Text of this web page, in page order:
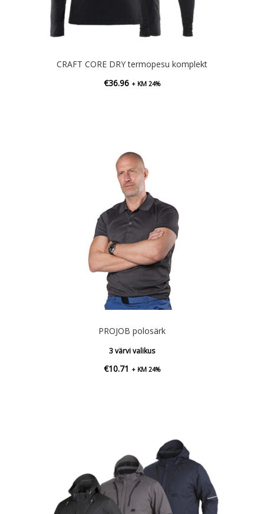
CRAFT CORE DRY termopesu komplekt
€36.96 + KM 24%
PROJOB polosärk
3 värvi valikus
€10.71 + KM 24%